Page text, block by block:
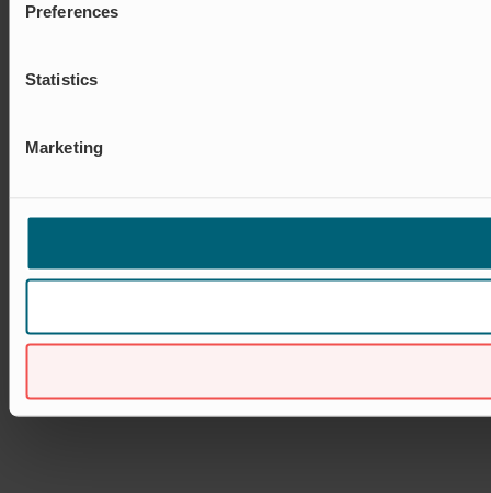
Preferences
Statistics
Marketing